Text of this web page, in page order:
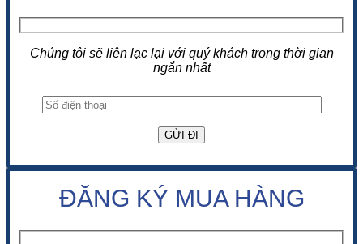
Chúng tôi sẽ liên lạc lại với quý khách trong thời gian
ngắn nhất
ĐĂNG KÝ MUA HÀNG